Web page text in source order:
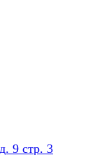
9 стр. 3